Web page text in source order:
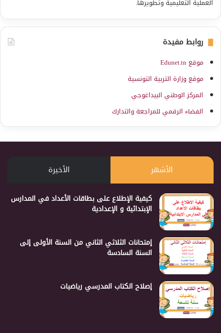
العملية التعليمية وتطويرها.
روابط مفيدة
موقع Edunet.tn
موقع وزارة التربية التونسية
المركز الوطني البيداغوجي
الفضاء الرقمي للمراجعة والتدارك
الأشهر الأخيرة
كيفية الإطلاع على بطاقات الأعداد في المدارس
الإبتدائية و الإعدادية
إمتحانات الثلاثي الثاني من السنة الأولى إلى
السنة السادسة
إصلاح الكتاب المدرسي رياضيات